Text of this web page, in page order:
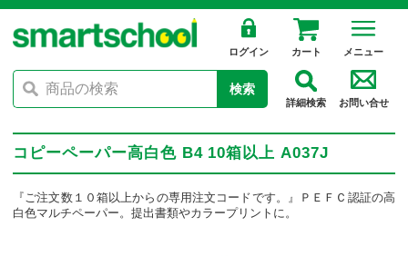
ログイン カート メニュー
検索
詳細検索 お問い合せ
コピーペーパー高白色 B4 10箱以上 A037J
『ご注文数１０箱以上からの専用注文コードです。』ＰＥＦＣ認証の高
白色マルチペーパー。提出書類やカラープリントに。